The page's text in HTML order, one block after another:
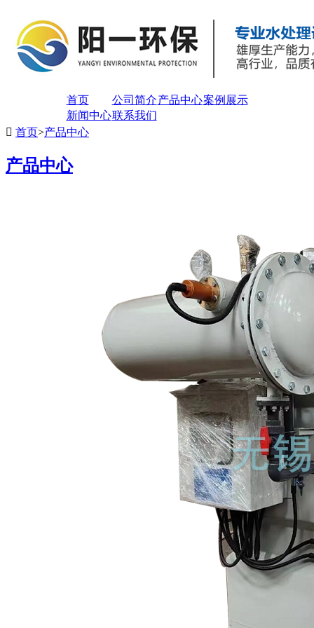
首页 公司简介产品中心案例展示
新闻中心联系我们
 首页>产品中心
产品中心